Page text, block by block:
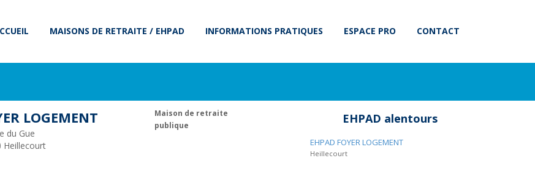
MAISONS DE RETRAITE / EHPAD INFORMATIONS PRATIQUES ESPACE PRO CONTACT
LOGEMENT
du Gue
Heillecourt
Maison de retraite
publique
EHPAD alentours
EHPAD FOYER LOGEMENT
Heillecourt